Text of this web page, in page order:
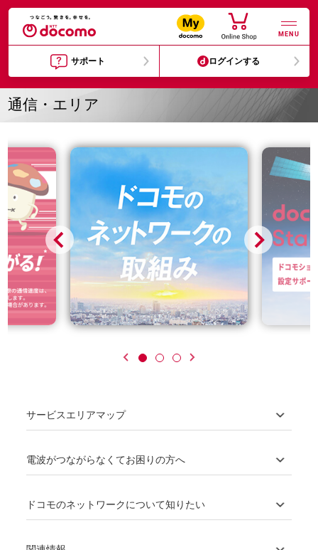
MENU
サポート ログインする
通信・エリア
サービスエリアマップ
電波がつながらなくてお困りの方へ
ドコモのネットワークについて知りたい